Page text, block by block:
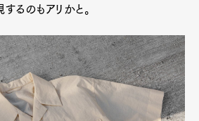
るのもアリかと。